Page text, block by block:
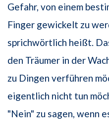
Gefahr, von einem
Finger gewickelt zu
sprichwörtlich heißt.
den Träumer in der
zu Dingen verführen
eigentlich nicht tun
"Nein" zu sagen, wenn